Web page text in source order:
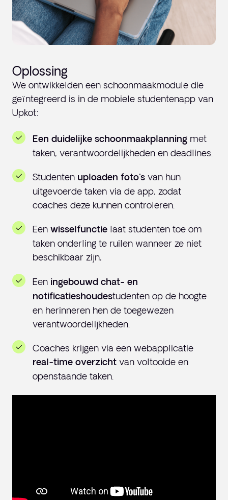
Oplossing
We ontwikkelden een schoonmaakmodule die
geïntegreerd is in de mobiele studentenapp van
Upkot:
Een duidelijke schoonmaakplanning met
taken, verantwoordelijkheden en deadlines.
Studenten uploaden foto's van hun
uitgevoerde taken via de app, zodat
coaches deze kunnen controleren.
Een wisselfunctie laat studenten toe om
taken onderling te ruilen wanneer ze niet
beschikbaar zijn.
Een ingebouwd chat- en
notificatieshoudestudenten op de hoogte
en herinneren hen de toegewezen
verantwoordelijkheden.
Coaches krijgen via een webapplicatie
real-time overzicht van voltooide en
openstaande taken.